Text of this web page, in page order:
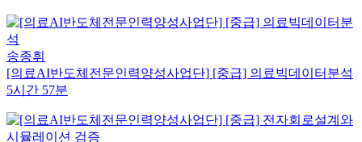
송종휘
[의료AI반도체전문인력양성사업단] [중급] 의료빅데이터분석
5시간 57분